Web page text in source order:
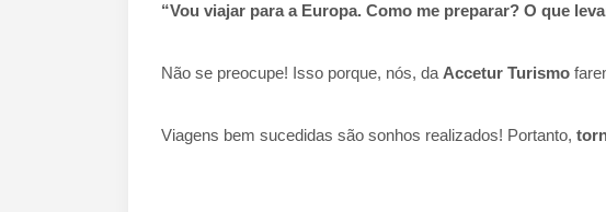
“Vou viajar para a Europa. Como me preparar? O que
Não se preocupe! Isso porque, nós, da Accetur Turismo
Viagens bem sucedidas são sonhos realizados! Portanto,